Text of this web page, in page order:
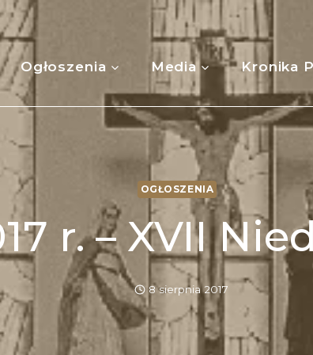
Ogłoszenia Media Kronika
OGŁOSZENIA
r. – XVII
8 sierpnia 2017